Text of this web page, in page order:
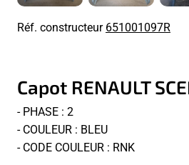
Réf. constructeur651001097R
Capot RENAULT
- PHASE : 2
- COULEUR : BLEU
- CODE COULEUR : RNK